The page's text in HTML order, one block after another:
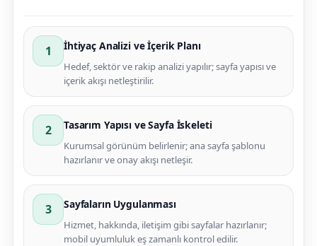
1 İhtiyaç Analizi ve İçerik Planı
Hedef, sektör ve rakip analizi yapılır; sayfa yapısı ve
içerik akışı netleştirilir.
2 Tasarım Yapısı ve Sayfa İskeleti
Kurumsal görünüm belirlenir; ana sayfa şablonu
hazırlanır ve onay akışı netleşir.
3 Sayfaların Uygulanması
Hizmet, hakkında, iletişim gibi sayfalar hazırlanır;
mobil uyumluluk eş zamanlı kontrol edilir.